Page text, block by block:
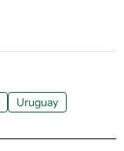
Uruguay